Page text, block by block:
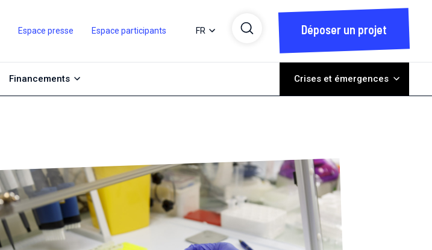
Espace presse Espace participants FR Déposer un projet
Financements Crises et émergences